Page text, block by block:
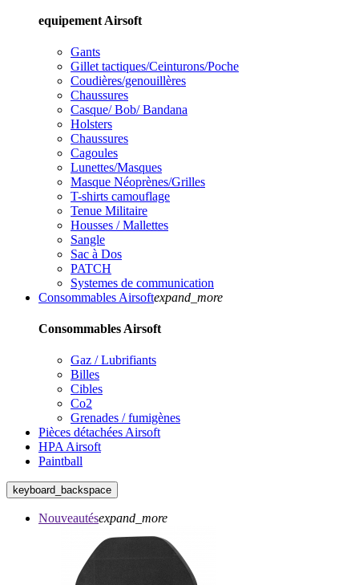
equipement Airsoft
Gants
Gillet tactiques/Ceinturons/Poche
Coudières/genouillères
Chaussures
Casque/ Bob/ Bandana
Holsters
Chaussures
Cagoules
Lunettes/Masques
Masque Néoprènes/Grilles
T-shirts camouflage
Tenue Militaire
Housses / Mallettes
Sangle
Sac à Dos
PATCH
Systemes de communication
Consommables Airsoftexpand_more
Consommables Airsoft
Gaz / Lubrifiants
Billes
Cibles
Co2
Grenades / fumigènes
Pièces détachées Airsoft
HPA Airsoft
Paintball
keyboard_backspace
Nouveautésexpand_more